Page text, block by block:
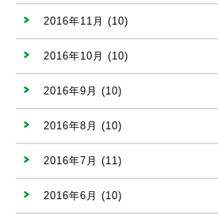
2016年11月 (10)
2016年10月 (10)
2016年9月 (10)
2016年8月 (10)
2016年7月 (11)
2016年6月 (10)